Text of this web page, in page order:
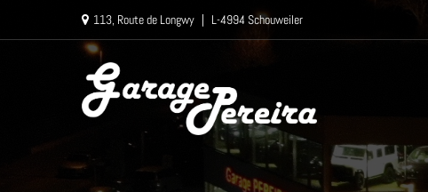
113, Route de Longwy | L-4994 Schouweiler